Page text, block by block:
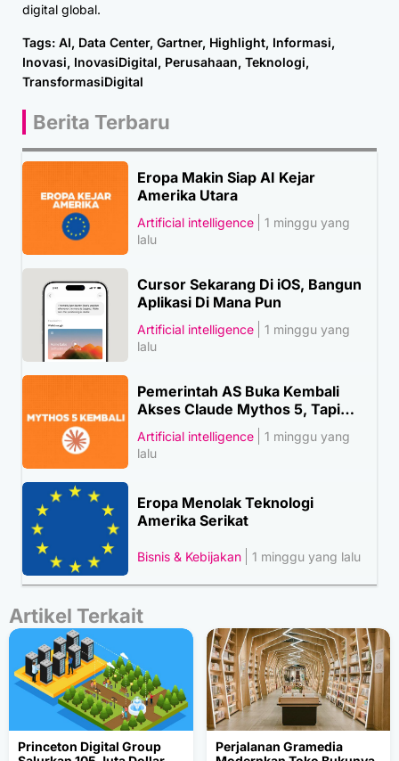
digital global.
Tags: AI, Data Center, Gartner, Highlight, Informasi,
Inovasi, InovasiDigital, Perusahaan, Teknologi,
TransformasiDigital
Berita Terbaru
Eropa Makin Siap AI Kejar
Amerika Utara
Artificial intelligence
1 minggu yang
lalu
Cursor Sekarang Di iOS, Bangun
Aplikasi Di Mana Pun
Artificial intelligence
1 minggu yang
lalu
Pemerintah AS Buka Kembali
Akses Claude Mythos 5, Tapi…
Artificial intelligence
1 minggu yang
lalu
Eropa Menolak Teknologi
Amerika Serikat
Bisnis & Kebijakan 1 minggu yang lalu
Artikel Terkait
Princeton Digital Group
Perjalanan Gramedia